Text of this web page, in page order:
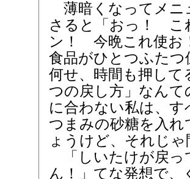
薄暗くなってメニ
さると「おっ！ こ
ン！ 今晩これ使お
食品がひとつふた
何せ、時間も押して
つの戻し方」なん
に合わない私は、
つまみの砂糖を入
ょうけど、それじ
「しいたけが戻っ
ん！」てな発想で